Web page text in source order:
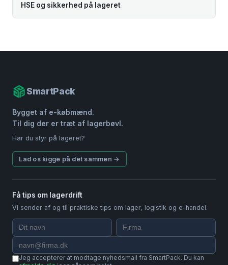
HSE og sikkerhed på lageret
SmartPack
Bygget af e-købmænd.
Til dig der er træt af lagerbøvl.
Har du styr på lageret?
Lad os kigge på det sammen →
Få tips om lagerdrift
Vi sender af og til praktiske tips om lager, logistik og e-handel.
Jeg accepterer at modtage nyhedsmail fra SmartPack. Du kan